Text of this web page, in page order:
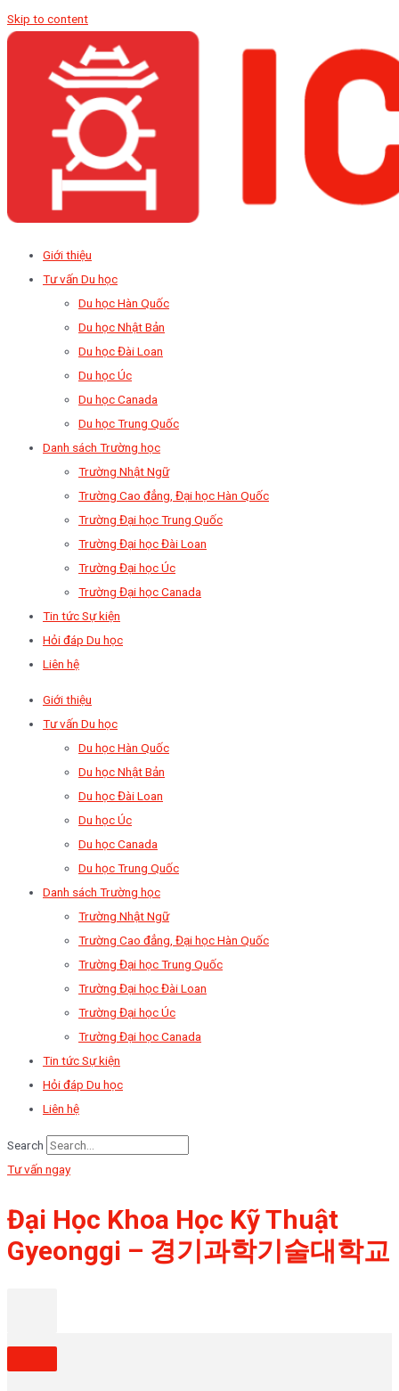
Skip to content
Giới thiệu
Tư vấn Du học
Du học Hàn Quốc
Du học Nhật Bản
Du học Đài Loan
Du học Úc
Du học Canada
Du học Trung Quốc
Danh sách Trường học
Trường Nhật Ngữ
Trường Cao đẳng, Đại học Hàn Quốc
Trường Đại học Trung Quốc
Trường Đại học Đài Loan
Trường Đại học Úc
Trường Đại học Canada
Tin tức Sự kiện
Hỏi đáp Du học
Liên hệ
Giới thiệu
Tư vấn Du học
Du học Hàn Quốc
Du học Nhật Bản
Du học Đài Loan
Du học Úc
Du học Canada
Du học Trung Quốc
Danh sách Trường học
Trường Nhật Ngữ
Trường Cao đẳng, Đại học Hàn Quốc
Trường Đại học Trung Quốc
Trường Đại học Đài Loan
Trường Đại học Úc
Trường Đại học Canada
Tin tức Sự kiện
Hỏi đáp Du học
Liên hệ
Search
Tư vấn ngay
Đại Học Khoa Học Kỹ Thuật
Gyeonggi – 경기과학기술대학교